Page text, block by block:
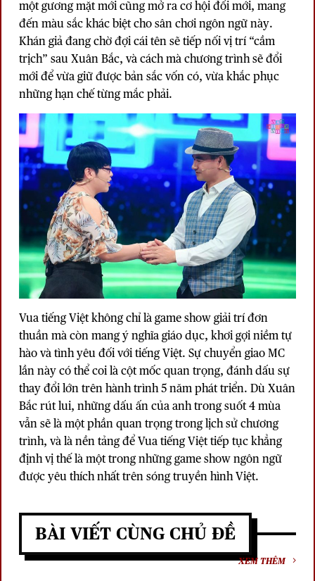
một gương mặt mới cũng mở ra cơ hội đổi mới, mang
đến màu sắc khác biệt cho sân chơi ngôn ngữ này.
Khán giả đang chờ đợi cái tên sẽ tiếp nối vị trí “cầm
trịch” sau Xuân Bắc, và cách mà chương trình sẽ đổi
mới để vừa giữ được bản sắc vốn có, vừa khắc phục
những hạn chế từng mắc phải.
Vua tiếng Việt không chỉ là game show giải trí đơn
thuần mà còn mang ý nghĩa giáo dục, khơi gợi niềm tự
hào và tình yêu đối với tiếng Việt. Sự chuyển giao MC
lần này có thể coi là cột mốc quan trọng, đánh dấu sự
thay đổi lớn trên hành trình 5 năm phát triển. Dù Xuân
Bắc rút lui, những dấu ấn của anh trong suốt 4 mùa
vẫn sẽ là một phần quan trọng trong lịch sử chương
trình, và là nền tảng để Vua tiếng Việt tiếp tục khẳng
định vị thế là một trong những game show ngôn ngữ
được yêu thích nhất trên sóng truyền hình Việt.
BÀI VIẾT CÙNG CHỦ ĐỀ
XEM THÊM